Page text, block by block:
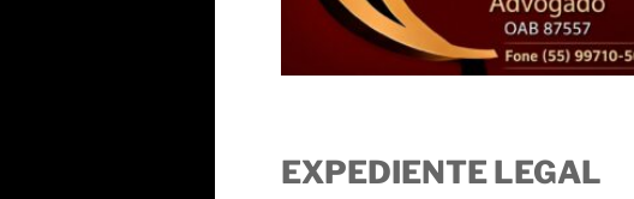
EXPEDIENTE LEGAL